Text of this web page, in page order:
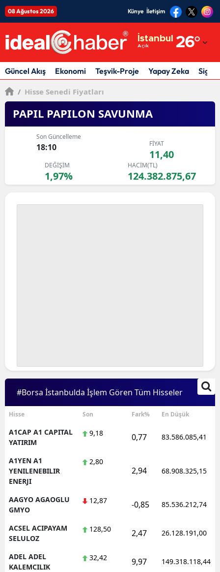
08 Ağustos 2026 Künye İletişim
İstanbul
Açık 26°
Adıyaman
Afyonkarahisar
Amasya
Antalya
Artvin
Çankırı
Çorum
Denizli
Diyarbakır
Elazığ
Eskişehir
Güncel Akış Ekonomi Teşvik-Proje Yapay Zeka
/ Hisse Senedi Fiyatları
PAPIL PAPILON SAVUNMA
Son Güncelleme
18:10 FİYAT
11,40
DEĞİŞİM
1,97%
HACİM(TL)
124.382.875,67
#Borsa İstanbulda İşlem Gören Tüm Hisseler
Hisse Son Fark% En Düşük
A1CAP A1 CAPITAL
YATIRIM
9,18 0,77 83.586.085,41
A1YEN A1
YENILENEBILIR
ENERJI
2,80
2,94 68.908.325,15
AAGYO AGAOGLU
GMYO
12,87 -0,85 85.536.212,74
ACSEL ACIPAYAM
SELULOZ
128,50 2,47 26.128.191,00
ADEL ADEL
KALEMCILIK
32,42 9,97 149.318.118,44